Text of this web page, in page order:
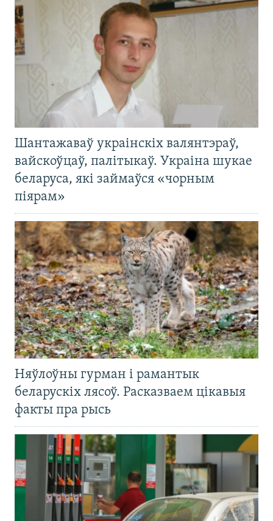
Шантажаваў украінскіх валянтэраў,
вайскоўцаў, палітыкаў. Украіна шукае
беларуса, які займаўся «чорным
піярам»
Няўлоўны гурман і рамантык
беларускіх лясоў. Расказваем цікавыя
факты пра рысь